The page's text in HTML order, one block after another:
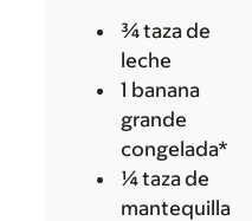
¾ taza de
leche
1 banana
grande
congelada*
¼ taza de
mantequilla